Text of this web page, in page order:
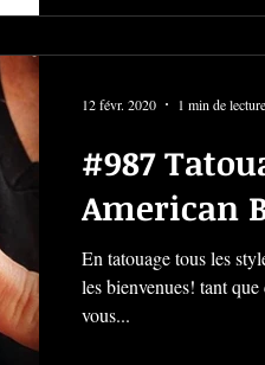
#987
En tatouage tous les
les bienvenues! tant
vous...
12 févr. 2020 1 min de lecture